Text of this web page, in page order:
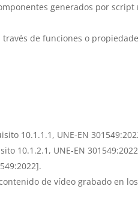
generados por script
de funciones o
10.1.1.1, UNE-EN
10.1.2.1, UNE-EN
de vídeo grabado en